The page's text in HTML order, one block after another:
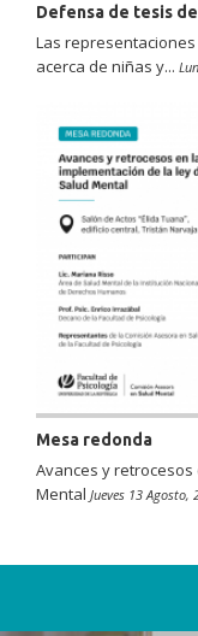
Defensa de tesis
Las
acerca de niñas y...
Mesa redonda
Avances y
Mental Jueves 13 Agosto,